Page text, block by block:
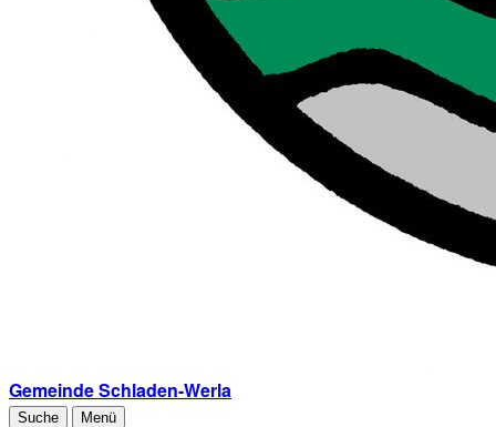
Gemeinde Schladen-Werla
Suche
Menü